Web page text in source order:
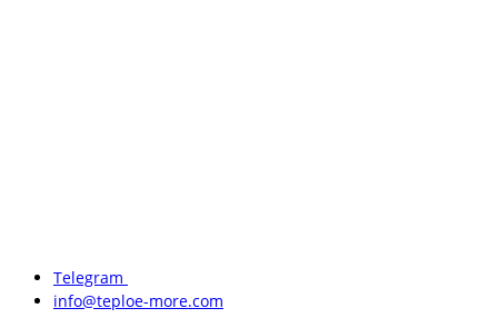
Telegram
info@teploe-more.com